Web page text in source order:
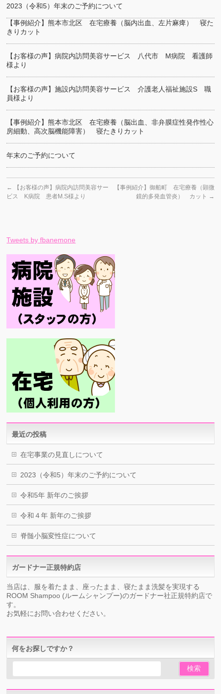
2023（令和5）年末のご予約について
【事例紹介】熊本市北区 在宅療養（脳内出血、左片麻痺） 寝た
きりカット
【お客様の声】病院内訪問美容サービス 八代市 M病院 看護師
様より
【お客様の声】施設内訪問美容サービス 介護老人福祉施設S 職
員様より
【事例紹介】熊本市北区 在宅療養（脳出血、非弁膜症性発作性心
房細動、高次脳機能障害） 寝たきりカット
年末のご予約について
←
【お客様の声】病院内訪問美容サー
ビス K病院 患者M.S様より
【事例紹介】御船町 在宅療養（顕微
鏡的多発血管炎） カット →
Tweets by fbanemone
最近の投稿
在宅事業の見直しについて
2023（令和5）年末のご予約について
令和5年 新年のご挨拶
令和４年 新年のご挨拶
脊髄小脳変性症について
ガードナー正規特約店
当店は、服を着たまま、座ったまま、寝たまま洗髪を実現する
ROOM Shampoo (ルームシャンプー)のガードナー社正規特約店で
す。
お気軽にお問い合わせください。
何をお探しですか？